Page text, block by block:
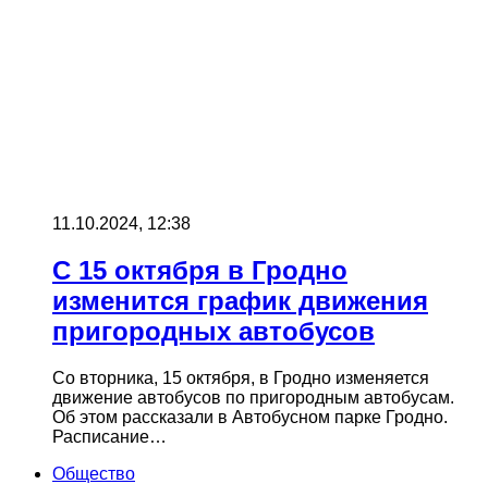
11.10.2024, 12:38
С 15 октября в Гродно
изменится график движения
пригородных автобусов
Cо вторника, 15 октября, в Гродно изменяется
движение автобусов по пригородным автобусам.
Об этом рассказали в Автобусном парке Гродно.
Расписание…
Общество